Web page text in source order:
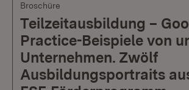
Broschüre
Teilzeitausbildung –
Practice-Beispiele von
Unternehmen. Zwölf
Ausbildungsportraits